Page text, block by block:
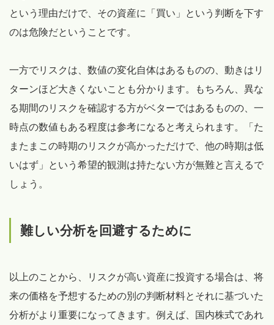
という理由だけで、その資産に「買い」という判断を下す
のは危険だということです。
一方でリスクは、数値の変化自体はあるものの、動きはリ
ターンほど大きくないことも分かります。もちろん、異な
る期間のリスクを確認する方がベターではあるものの、一
時点の数値もある程度は参考になると考えられます。「た
またまこの時期のリスクが高かっただけで、他の時期は低
いはず」という希望的観測は持たない方が無難と言えるで
しょう。
難しい分析を回避するために
以上のことから、リスクが高い資産に投資する場合は、将
来の価格を予想するための別の判断材料とそれに基づいた
分析がより重要になってきます。例えば、国内株式であれ